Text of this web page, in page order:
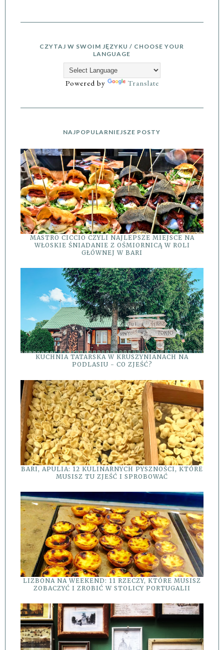
CZYTAJ W SWOIM JĘZYKU / CHOOSE YOUR
LANGUAGE
Powered by Translate
NAJPOPULARNIEJSZE POSTY
MASTRO CICCIO CZYLI NAJLEPSZE MIEJSCE NA
WŁOSKIE ŚNIADANIE Z OŚMIORNICĄ W ROLI
GŁÓWNEJ W BARI
KUCHNIA TATARSKA W KRUSZYNIANACH NA
PODLASIU - CO ZJEŚĆ?
BARI, APULIA: 12 KULINARNYCH PYSZNOŚCI, KTÓRE
MUSISZ TU ZJEŚĆ I SPROBOWAĆ
LIZBONA NA WEEKEND: 11 RZECZY, KTÓRE MUSISZ
ZOBACZYĆ I ZROBIĆ W STOLICY PORTUGALII